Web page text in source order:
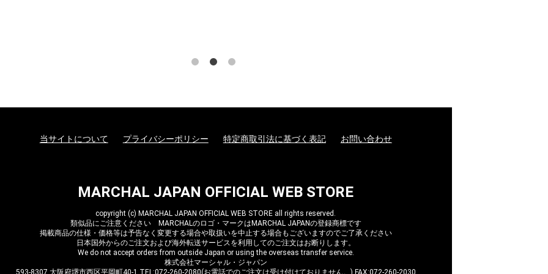
当サイトについて プライバシーポリシー 特定商取引法に基づく表記 お問い合わせ
MARCHAL JAPAN OFFICIAL WEB STORE
copyright (c) MARCHAL JAPAN OFFICIAL WEB STORE all rights reserved.
類似品にご注意ください MARCHALのロゴ・マークはMARCHAL JAPANの登録商標です
掲載商品の仕様・価格等は予告なく変更する場合や取扱いを中止する場合もございますのでご了承ください
日本国外からのご注文および海外転送サービスを利用してのご注文はお断りします。
We do not accept orders from outside Japan or using the overseas transfer service.
株式会社マーシャル・ジャパン
593-8307 大阪府堺市西区平岡町40-1 TEL:072-260-2080(お電話でのご注文は受け付けておりません。) FAX:072-260-2030